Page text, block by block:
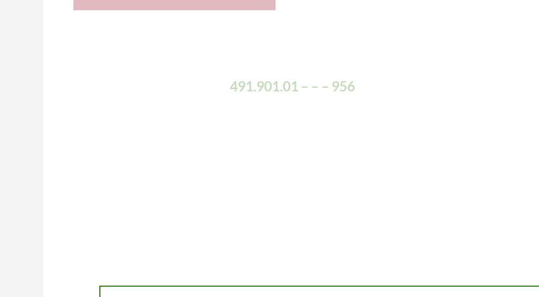
491.901.01 – – – 956